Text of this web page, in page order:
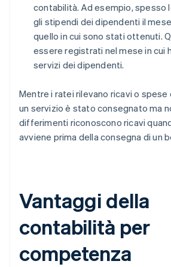
contabilità. Ad esempio, spesso
gli stipendi dei dipendenti il
quello in cui sono stati ottenuti.
essere registrati nel mese in cui
servizi dei dipendenti.
Mentre i ratei rilevano ricavi o spese
un servizio è stato consegnato ma
differimenti riconoscono ricavi
avviene prima della consegna di un
Vantaggi della
contabilità per
competenza